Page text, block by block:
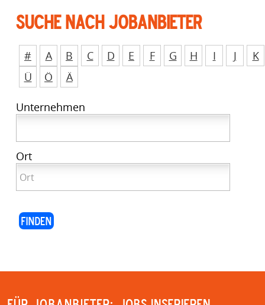
Suche nach Jobanbieter
# A B C D E F G H I J
K
Ü
Ö Ä
Unternehmen
Ort